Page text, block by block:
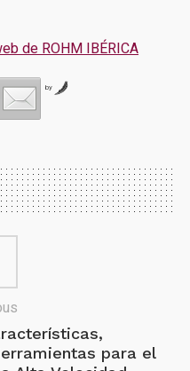
de ROHM IBÉRICA
by
para el